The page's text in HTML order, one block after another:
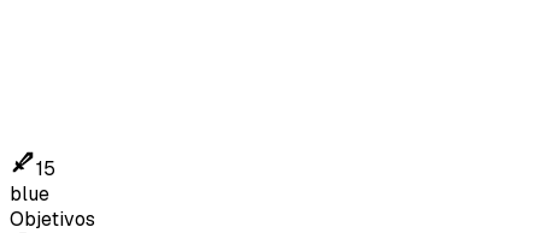
15
blue
Objetivos